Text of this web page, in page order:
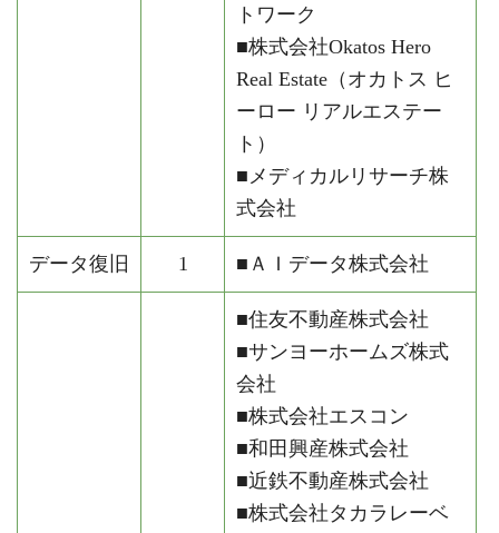
トワーク
■株式会社Okatos Hero
Real Estate（オカトス ヒ
ーロー リアルエステー
ト）
■メディカルリサーチ株
式会社
データ復旧 1 ■ＡＩデータ株式会社
■住友不動産株式会社
■サンヨーホームズ株式
会社
■株式会社エスコン
■和田興産株式会社
■近鉄不動産株式会社
■株式会社タカラレーベ